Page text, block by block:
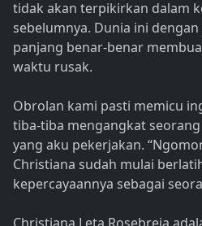
tidak akan terpikirkan dalam
sebelumnya. Dunia ini
panjang benar-benar
waktu rusak.
Obrolan kami pasti memicu
tiba-tiba mengangkat
yang aku pekerjakan.
Christiana sudah mulai
kepercayaannya sebagai